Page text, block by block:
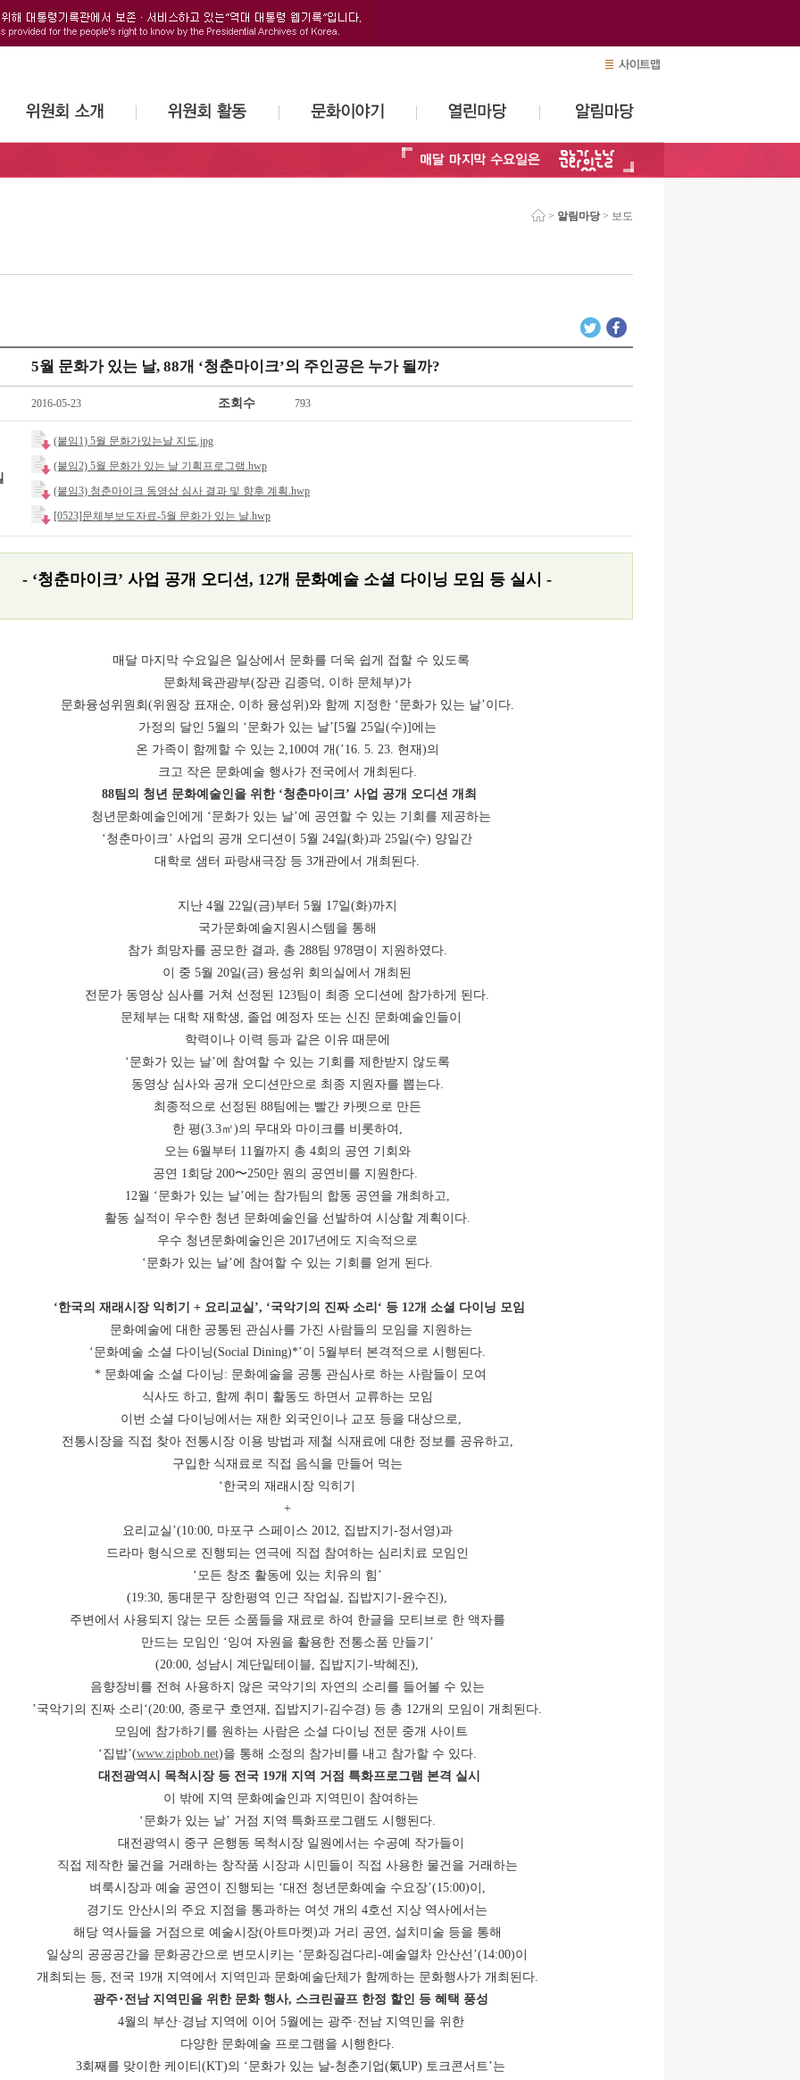
> 알림마당> 보도
5월 문화가 있는 날, 88개 ‘청춘마이크’의 주인공은 누가 될까?
2016-05-23 조회수 793
(붙임1) 5월 문화가있는날 지도.jpg
(붙임2) 5월 문화가 있는 날 기획프로그램.hwp
(붙임3) 청춘마이크 동영삼 심사 결과 및 향후 계획.hwp
[0523]문체부보도자료-5월 문화가 있는 날.hwp
- ‘청춘마이크’ 사업 공개 오디션, 12개 문화예술 소셜 다이닝 모임 등 실시 -
매달 마지막 수요일은 일상에서 문화를 더욱 쉽게 접할 수 있도록
문화체육관광부(장관 김종덕, 이하 문체부)가
문화융성위원회(위원장 표재순, 이하 융성위)와 함께 지정한 ‘문화가 있는 날’이다.
가정의 달인 5월의 ‘문화가 있는 날’[5월 25일(수)]에는
온 가족이 함께할 수 있는 2,100여 개(’16. 5. 23. 현재)의
크고 작은 문화예술 행사가 전국에서 개최된다.
88팀의 청년 문화예술인을 위한 ‘청춘마이크’ 사업 공개 오디션 개최
청년문화예술인에게 ‘문화가 있는 날’에 공연할 수 있는 기회를 제공하는
‘청춘마이크’ 사업의 공개 오디션이 5월 24일(화)과 25일(수) 양일간
대학로 샘터 파랑새극장 등 3개관에서 개최된다.
지난 4월 22일(금)부터 5월 17일(화)까지
국가문화예술지원시스템을 통해
참가 희망자를 공모한 결과, 총 288팀 978명이 지원하였다.
이 중 5월 20일(금) 융성위 회의실에서 개최된
전문가 동영상 심사를 거쳐 선정된 123팀이 최종 오디션에 참가하게 된다.
문체부는 대학 재학생, 졸업 예정자 또는 신진 문화예술인들이
학력이나 이력 등과 같은 이유 때문에
‘문화가 있는 날’에 참여할 수 있는 기회를 제한받지 않도록
동영상 심사와 공개 오디션만으로 최종 지원자를 뽑는다.
최종적으로 선정된 88팀에는 빨간 카펫으로 만든
한 평(3.3㎡)의 무대와 마이크를 비롯하여,
오는 6월부터 11월까지 총 4회의 공연 기회와
공연 1회당 200〜250만 원의 공연비를 지원한다.
12월 ‘문화가 있는 날’에는 참가팀의 합동 공연을 개최하고,
활동 실적이 우수한 청년 문화예술인을 선발하여 시상할 계획이다.
우수 청년문화예술인은 2017년에도 지속적으로
‘문화가 있는 날’에 참여할 수 있는 기회를 얻게 된다.
‘한국의 재래시장 익히기 + 요리교실’, ‘국악기의 진짜 소리‘ 등 12개 소셜 다이닝 모임
문화예술에 대한 공통된 관심사를 가진 사람들의 모임을 지원하는
‘문화예술 소셜 다이닝(Social Dining)*’이 5월부터 본격적으로 시행된다.
* 문화예술 소셜 다이닝: 문화예술을 공통 관심사로 하는 사람들이 모여
식사도 하고, 함께 취미 활동도 하면서 교류하는 모임
이번 소셜 다이닝에서는 재한 외국인이나 교포 등을 대상으로,
전통시장을 직접 찾아 전통시장 이용 방법과 제철 식재료에 대한 정보를 공유하고,
구입한 식재료로 직접 음식을 만들어 먹는
‘한국의 재래시장 익히기
+
요리교실’(10:00, 마포구 스페이스 2012, 집밥지기-정서영)과
드라마 형식으로 진행되는 연극에 직접 참여하는 심리치료 모임인
‘모든 창조 활동에 있는 치유의 힘’
(19:30, 동대문구 장한평역 인근 작업실, 집밥지기-윤수진),
주변에서 사용되지 않는 모든 소품들을 재료로 하여 한글을 모티브로 한 액자를
만드는 모임인 ‘잉여 자원을 활용한 전통소품 만들기’
(20:00, 성남시 계단밑테이블, 집밥지기-박혜진),
음향장비를 전혀 사용하지 않은 국악기의 자연의 소리를 들어볼 수 있는
’국악기의 진짜 소리‘(20:00, 종로구 호연재, 집밥지기-김수경) 등 총 12개의 모임이 개최된다.
모임에 참가하기를 원하는 사람은 소셜 다이닝 전문 중개 사이트
‘집밥’(www.zipbob.net)을 통해 소정의 참가비를 내고 참가할 수 있다.
대전광역시 목척시장 등 전국 19개 지역 거점 특화프로그램 본격 실시
이 밖에 지역 문화예술인과 지역민이 참여하는
‘문화가 있는 날’ 거점 지역 특화프로그램도 시행된다.
대전광역시 중구 은행동 목척시장 일원에서는 수공예 작가들이
직접 제작한 물건을 거래하는 창작품 시장과 시민들이 직접 사용한 물건을 거래하는
벼룩시장과 예술 공연이 진행되는 ‘대전 청년문화예술 수요장’(15:00)이,
경기도 안산시의 주요 지점을 통과하는 여섯 개의 4호선 지상 역사에서는
해당 역사들을 거점으로 예술시장(아트마켓)과 거리 공연, 설치미술 등을 통해
일상의 공공공간을 문화공간으로 변모시키는 ‘문화징검다리-예술열차 안산선’(14:00)이
개최되는 등, 전국 19개 지역에서 지역민과 문화예술단체가 함께하는 문화행사가 개최된다.
광주･전남 지역민을 위한 문화 행사, 스크린골프 한정 할인 등 혜택 풍성
4월의 부산·경남 지역에 이어 5월에는 광주·전남 지역민을 위한
다양한 문화예술 프로그램을 시행한다.
3회째를 맞이한 케이티(KT)의 ‘문화가 있는 날-청춘기업(氣UP) 토크콘서트’는